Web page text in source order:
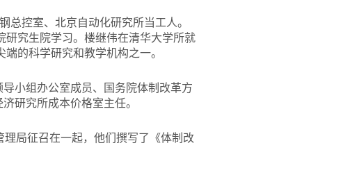
总控室、北京自动化研究所当工人。
究生院学习。楼继伟在清华大学所就
的科学研究和教学机构之一。
小组办公室成员、国务院体制改革方
研究所成本价格室主任。
局征召在一起，他们撰写了《体制改